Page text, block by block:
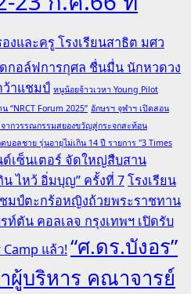
งและครู โรงเรียนสาธิต มศว
กอล์ฟการกุศล ชื่นมื่น นักหวดวง
ว้าแชมป์ หนูน้อยจ้าวเวหา Young Pilot
“NRCT Forum 2025” อักษรฯ จุฬาฯ เปิดสอน
ากวรรณกรรมสยองขวัญสู่กระจกสะท้อน
อลชาย รุ่นอายุไม่เกิน 14 ปี รายการ "3 Times
เซ็นเตอร์ จัดใหญ่สืบสาน
น ไหว้ อิ่มบุญ” ครั้งที่ 7โรงเรียน
มป์ตะกร้อหญิงถ้วยพระราชทาน
ท์ตัน คอลเลจ กรุงเทพฯ เปิดรับ
แล้ว!“ศ.ดร.บังอร”
ผู้บริหาร คณาจารย์